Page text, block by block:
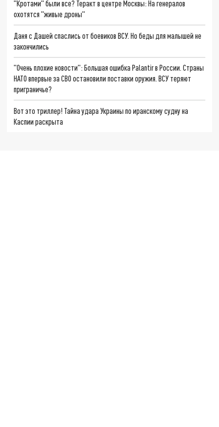
"Кротами" были все? Теракт в центре Москвы: На генералов
охотятся "живые дроны"
Даня с Дашей спаслись от боевиков ВСУ. Но беды для малышей не
закончились
"Очень плохие новости": Большая ошибка Palantir в России. Страны
НАТО впервые за СВО остановили поставки оружия. ВСУ теряют
приграничье?
Вот это триллер! Тайна удара Украины по иранскому судну на
Каспии раскрыта